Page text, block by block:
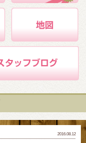
2016.08.12